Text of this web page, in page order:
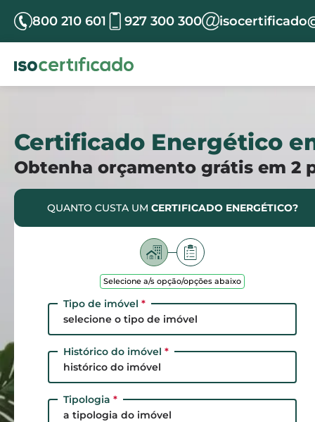
800 210 601 927 300 300
Certificado Energético
Obtenha orçamento grátis em 2
QUANTO CUSTA UM CERTIFICADO ENERGÉTICO?
Selecione a/s opção/opções abaixo
Tipo de imóvel *
selecione o tipo de imóvel
Histórico do imóvel *
histórico do imóvel
Tipologia *
a tipologia do imóvel